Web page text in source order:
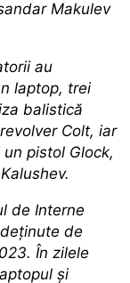
Makulev
au
laptop, trei
balistică
Colt, iar
pistol Glock,
de Interne
de
În zilele
și